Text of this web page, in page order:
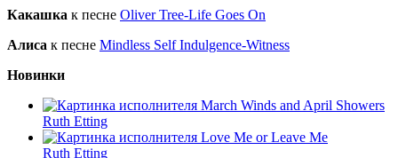
Какашка к песне Oliver Tree-Life Goes On
Алиса к песне Mindless Self Indulgence-Witness
Новинки
March Winds and April Showers
Ruth Etting
Love Me or Leave Me
Ruth Etting